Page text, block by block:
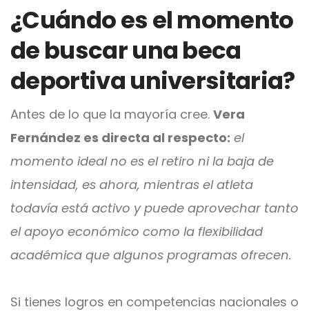
¿Cuándo es el momento
de buscar una beca
deportiva universitaria?
Antes de lo que la mayoría cree. Vera
Fernández es directa al respecto: el
momento ideal no es el retiro ni la baja de
intensidad, es ahora, mientras el atleta
todavía está activo y puede aprovechar tanto
el apoyo económico como la flexibilidad
académica que algunos programas ofrecen.
Si tienes logros en competencias nacionales o